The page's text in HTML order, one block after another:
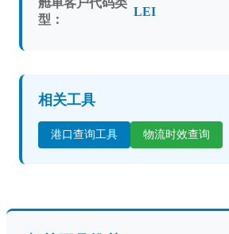
舱单客户代码类
型：
LEI
相关工具
港口查询工具 物流时效查询